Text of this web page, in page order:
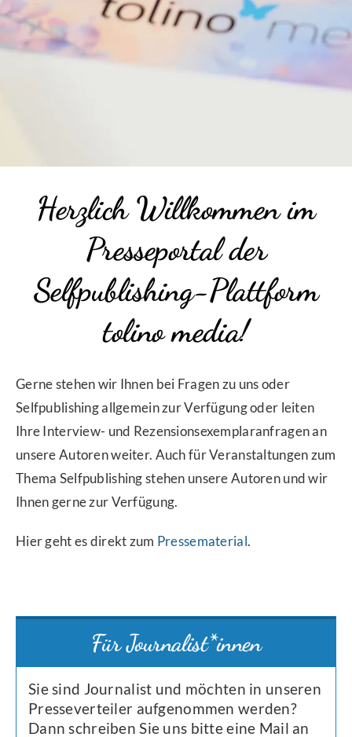
Herzlich Willkommen im
Presseportal der
Selfpublishing-Plattform
tolino media!
Gerne stehen wir Ihnen bei Fragen zu uns oder
Selfpublishing allgemein zur Verfügung oder leiten
Ihre Interview- und Rezensionsexemplaranfragen an
unsere Autoren weiter. Auch für Veranstaltungen zum
Thema Selfpublishing stehen unsere Autoren und wir
Ihnen gerne zur Verfügung.
Hier geht es direkt zum Pressematerial.
Für Journalist*innen
Sie sind Journalist und möchten in unseren
Presseverteiler aufgenommen werden?
Dann schreiben Sie uns bitte eine Mail an